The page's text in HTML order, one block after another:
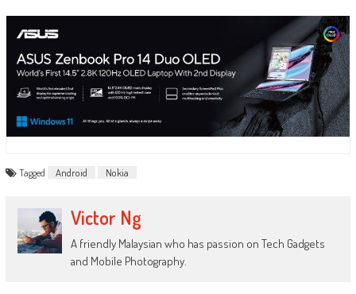
Tagged Android Nokia
Victor Ng
A friendly Malaysian who has passion on Tech Gadgets
and Mobile Photography.